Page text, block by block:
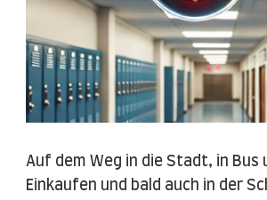
Auf dem Weg in die Stadt, in Bus
Einkaufen und bald auch in der